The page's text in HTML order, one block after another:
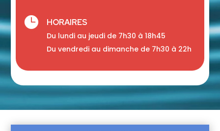
 HORAIRES
Du lundi au jeudi de 7h30 à 18h45
Du vendredi au dimanche de 7h30 à 22h